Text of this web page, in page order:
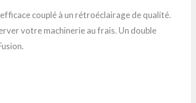
couplé à un rétroéclairage de qualité.
votre machinerie au frais. Un double